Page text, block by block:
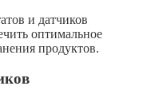
и датчиков
оптимальное
продуктов.